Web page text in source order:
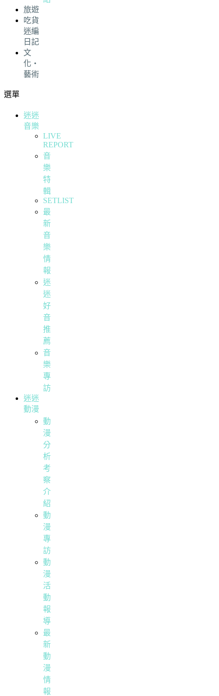
旅遊
吃貨
迷編
日記
文
化・
藝術
選單
迷迷
音樂
LIVE
REPORT
音
樂
特
輯
SETLIST
最
新
音
樂
情
報
迷
迷
好
音
推
薦
音
樂
專
訪
迷迷
動漫
動
漫
分
析
考
察
介
紹
動
漫
專
訪
動
漫
活
動
報
導
最
新
動
漫
情
報